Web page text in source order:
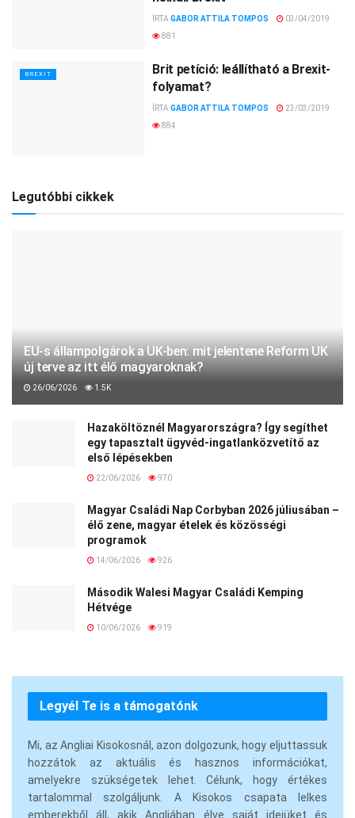
ÍRTA GABOR ATTILA TOMPOS
03/04/2019
881
BREXIT
Brit petíció: leállítható a Brexit-
folyamat?
ÍRTA GABOR ATTILA TOMPOS
23/03/2019
884
Legutóbbi cikkek
EU-s állampolgárok a UK-ben: mit jelentene Reform UK
új terve az itt élő magyaroknak?
26/06/2026 1.5K
Hazaköltöznél Magyarországra? Így segíthet
egy tapasztalt ügyvéd-ingatlanközvetítő az
első lépésekben
22/06/2026 970
Magyar Családi Nap Corbyban 2026 júliusában –
élő zene, magyar ételek és közösségi
programok
14/06/2026 926
Második Walesi Magyar Családi Kemping
Hétvége
10/06/2026 919
Legyél Te is a támogatónk
Mi, az Angliai Kisokosnál, azon dolgozunk, hogy eljuttassuk
hozzátok az aktuális és hasznos információkat,
amelyekre szükségetek lehet. Célunk, hogy értékes
tartalommal szolgáljunk. A Kisokos csapata lelkes
emberekből áll, akik Angliában élve saját idejüket és